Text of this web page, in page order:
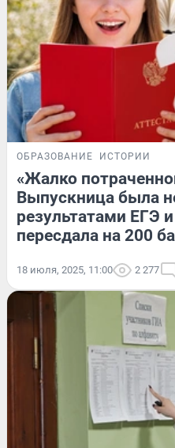
ОБРАЗОВАНИЕ ИСТОРИИ
«Жалко
Выпускница была
результатами ЕГЭ
пересдала на 200
18 июля, 2025, 11:00 2 277